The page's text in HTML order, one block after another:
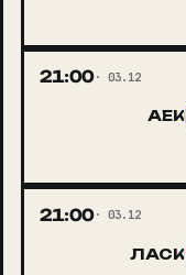
21:00 03.12
АЕК
21:00 03.12
ЛАСК